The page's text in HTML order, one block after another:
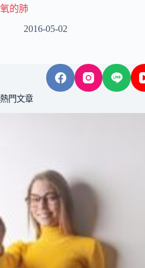
氧的肺
2016-05-02
熱門文章